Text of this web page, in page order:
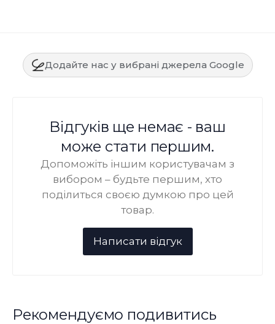
Додайте нас у вибрані джерела Google
Відгуків ще немає - ваш
може стати першим.
Допоможіть іншим користувачам з
вибором – будьте першим, хто
поділиться своєю думкою про цей
товар.
Рекомендуємо подивитись